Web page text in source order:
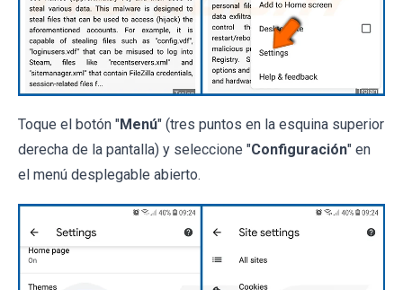
Toque el botón "Menú" (tres puntos en la esquina superior
derecha de la pantalla) y seleccione "Configuración" en
el menú desplegable abierto.